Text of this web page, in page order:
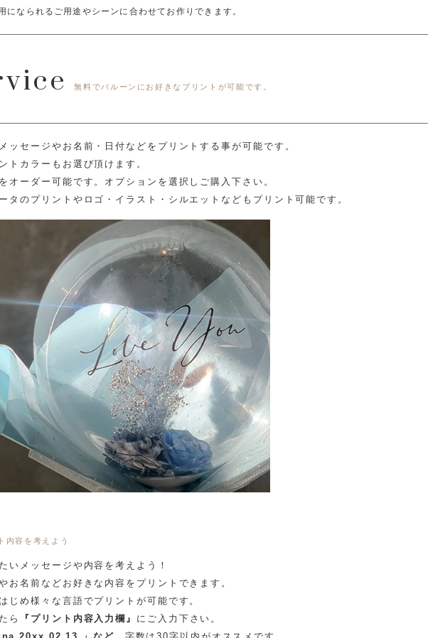
になられるご用途やシーンに合わせてお作りできます。
無料でバルーンにお好きなプリントが可能です。
ッセージやお名前・日付などをプリントする事が可能です。
トカラーもお選び頂けます。
オーダー可能です。オプションを選択しご購入下さい。
タのプリントやロゴ・イラスト・シルエットなどもプリント可能です。
内容を考えよう
いメッセージや内容を考えよう！
お名前などお好きな内容をプリントできます。
じめ様々な言語でプリントが可能です。
ら
『プリント内容入力欄』 にご入力下さい。